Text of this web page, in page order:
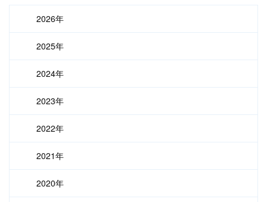
2026年
2025年
2024年
2023年
2022年
2021年
2020年